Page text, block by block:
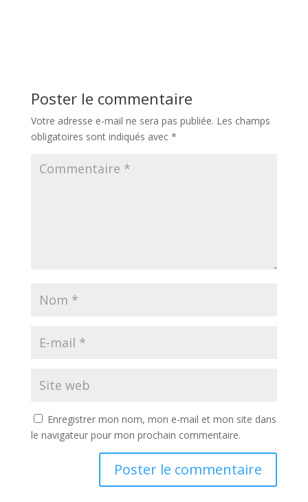
Poster le commentaire
Votre adresse e-mail ne sera pas publiée. Les champs
obligatoires sont indiqués avec *
Enregistrer mon nom, mon e-mail et mon site dans
le navigateur pour mon prochain commentaire.